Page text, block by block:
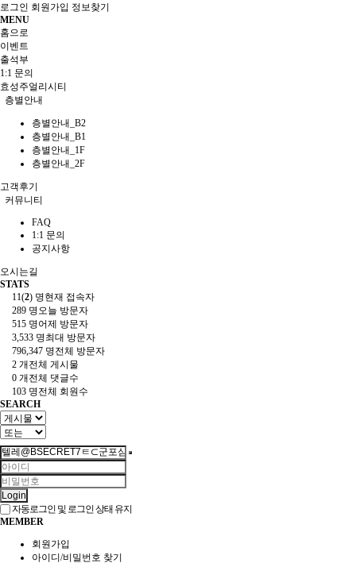
로그인 회원가입 정보찾기
MENU
홈으로
이벤트
출석부
1:1 문의
효성주얼리시티
층별안내
층별안내_B2
층별안내_B1
층별안내_1F
층별안내_2F
고객후기
커뮤니티
FAQ
1:1 문의
공지사항
오시는길
STATS
11(2) 명현재 접속자
289 명 오늘 방문자
515 명어제 방문자
3,533 명최대 방문자
796,347 명전체 방문자
2 개전체 게시물
0 개전체 댓글수
103 명전체 회원수
SEARCH
Login
자동로그인 및 로그인 상태 유지
MEMBER
회원가입
아이디/비밀번호 찾기